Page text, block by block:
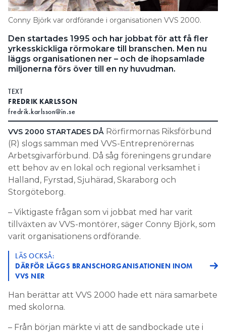
Information om GDPR
Conny Björk var ordförande i organisationen VVS 2000.
Den startades 1995 och har jobbat för att få fler
yrkesskickliga rörmokare till branschen. Men nu
läggs organisationen ner – och de ihopsamlade
miljonerna förs över till en ny huvudman.
TEXT
FREDRIK KARLSSON
fredrik.karlsson@in.se
VVS 2000 STARTADES DÅ Rörfirmornas Riksförbund
(R) slogs samman med VVS-Entreprenörernas
Arbetsgivarförbund. Då såg föreningens grundare
ett behov av en lokal och regional verksamhet i
Halland, Fyrstad, Sjuhärad, Skaraborg och
Storgöteborg.
– Viktigaste frågan som vi jobbat med har varit
tillväxten av VVS-montörer, säger Conny Björk, som
varit organisationens ordförande.
LÄS OCKSÅ:
DÄRFÖR LÄGGS BRANSCHORGANISATIONEN INOM
VVS NER
Han berättar att VVS 2000 hade ett nära samarbete
med skolorna.
– Från början märkte vi att de sandbockade ute i